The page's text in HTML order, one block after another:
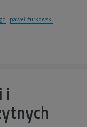
paweł żurkowski
i